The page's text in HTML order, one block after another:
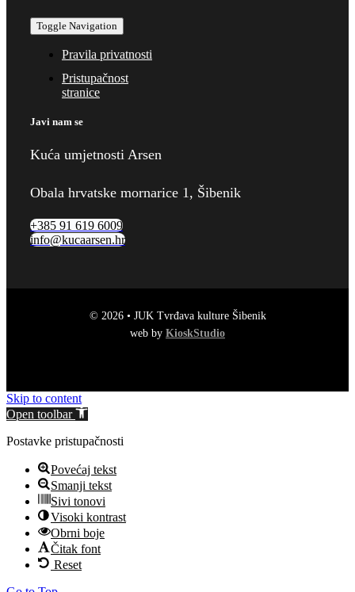
Toggle Navigation
Pravila privatnosti
Pristupačnost
stranice
Javi nam se
Kuća umjetnosti Arsen
Obala hrvatske mornarice 1, Šibenik
+385 91 619 6009
info@kucaarsen.hr
© 2026 • JUK Tvrđava kulture Šibenik
web by KioskStudio
Skip to content
Open toolbar
Postavke pristupačnosti
Povećaj tekst
Smanji tekst
Sivi tonovi
Visoki kontrast
Obrni boje
Čitak font
Reset